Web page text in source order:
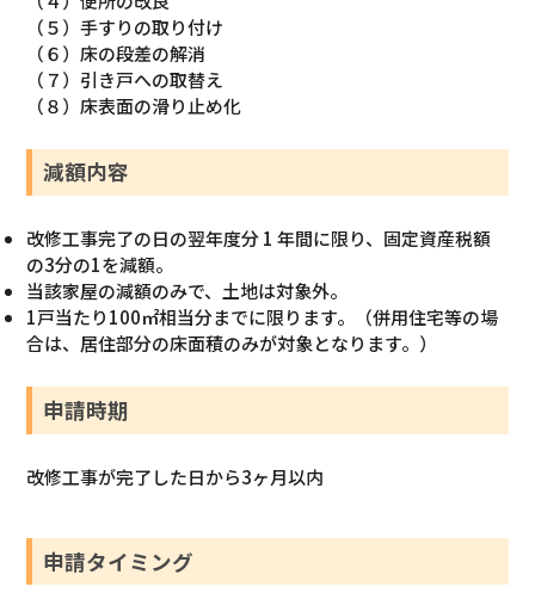
（５）手すりの取り付け
（６）床の段差の解消
（７）引き戸への取替え
（８）床表面の滑り止め化
減額内容
改修工事完了の日の翌年度分 1 年間に限り、固定資産税額
の3分の1を減額。
当該家屋の減額のみで、土地は対象外。
1戸当たり100㎡相当分までに限ります。（併用住宅等の場
合は、居住部分の床面積のみが対象となります。）
申請時期
改修工事が完了した日から3ヶ月以内
申請タイミング